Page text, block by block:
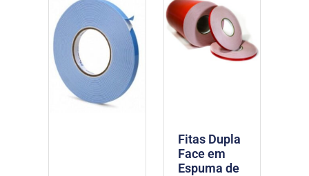
Fitas Dupla
Face em
Espuma de